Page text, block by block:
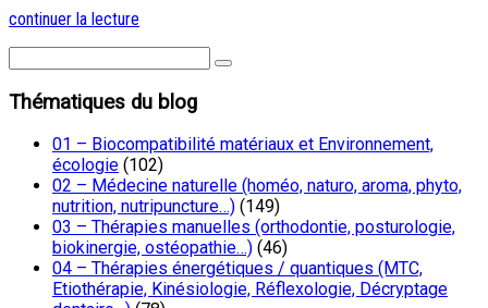
continuer la lecture
Thématiques du blog
01 – Biocompatibilité matériaux et Environnement,
écologie (102)
02 – Médecine naturelle (homéo, naturo, aroma, phyto,
nutrition, nutripuncture…) (149)
03 – Thérapies manuelles (orthodontie, posturologie,
biokinergie, ostéopathie…) (46)
04 – Thérapies énergétiques / quantiques (MTC,
Etiothérapie, Kinésiologie, Réflexologie, Décryptage